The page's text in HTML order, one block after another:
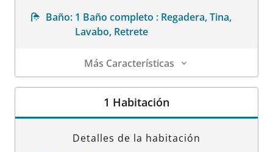
Baño: 1 Baño completo : Regadera, Tina,
Lavabo, Retrete
Más Características
Detalles de la habitación
1 Habitación
Detalles de la habitación